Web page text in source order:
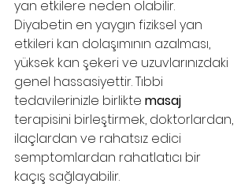
yan etkilere neden olabilir.
Diyabetin en yaygın fiziksel yan
etkileri kan dolaşımının azalması,
yüksek kan şekeri ve uzuvlarınızdaki
genel hassasiyettir. Tıbbi
tedavilerinizle birlikte masaj
terapisini birleştirmek, doktorlardan,
ilaçlardan ve rahatsız edici
semptomlardan rahatlatıcı bir
kaçış sağlayabilir.